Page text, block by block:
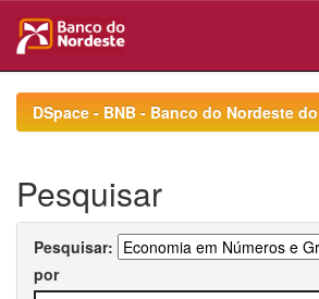
navigationDSpace - BNB - Banco do Nordeste
Pesquisar
Pesquisar:
por